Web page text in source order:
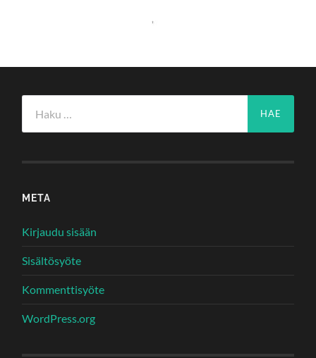
META
Kirjaudu sisään
Sisältösyöte
Kommenttisyöte
WordPress.org